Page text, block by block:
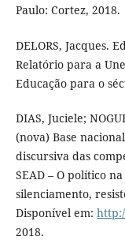
Paulo: Cortez, 2018.
DELORS, Jacques.
Relatório para a
Educação para o
DIAS, Juciele;
(nova) Base
discursiva das
SEAD – O político
silenciamento,
Disponível em:
2018.